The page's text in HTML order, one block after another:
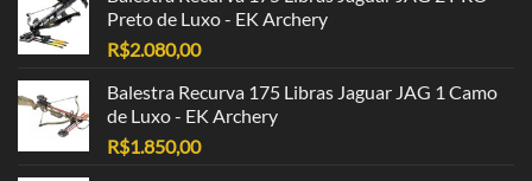
Preto de Luxo - EK Archery
R$2.080,00
Balestra Recurva 175 Libras Jaguar JAG 1 Camo
de Luxo - EK Archery
R$1.850,00